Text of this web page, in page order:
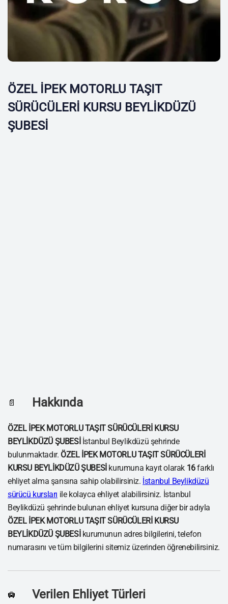
ÖZEL İPEK MOTORLU TAŞIT
SÜRÜCÜLERİ KURSU BEYLİKDÜZÜ
ŞUBESİ
📄 Hakkında
ÖZEL İPEK MOTORLU TAŞIT SÜRÜCÜLERİ KURSU
BEYLİKDÜZÜ ŞUBESİ İstanbul Beylikdüzü şehrinde
bulunmaktadır. ÖZEL İPEK MOTORLU TAŞIT SÜRÜCÜLERİ
KURSU BEYLİKDÜZÜ ŞUBESİ kurumuna kayıt olarak 16farklı
ehliyet alma şansına sahip olabilirsiniz. İstanbul Beylikdüzü
sürücü kursları ile kolayca ehliyet alabilirsiniz. İstanbul
Beylikdüzü şehrinde bulunan ehliyet kursuna diğer bir adıyla
ÖZEL İPEK MOTORLU TAŞIT SÜRÜCÜLERİ KURSU
BEYLİKDÜZÜ ŞUBESİ kurumunun adres bilgilerini, telefon
numarasını ve tüm bilgilerini sitemiz üzerinden öğrenebilirsiniz.
🛄 Verilen Ehliyet Türleri